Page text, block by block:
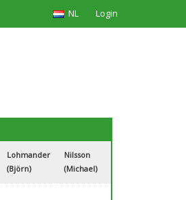
NL Login
Lohmander
(Björn)
Nilsson
(Michael)